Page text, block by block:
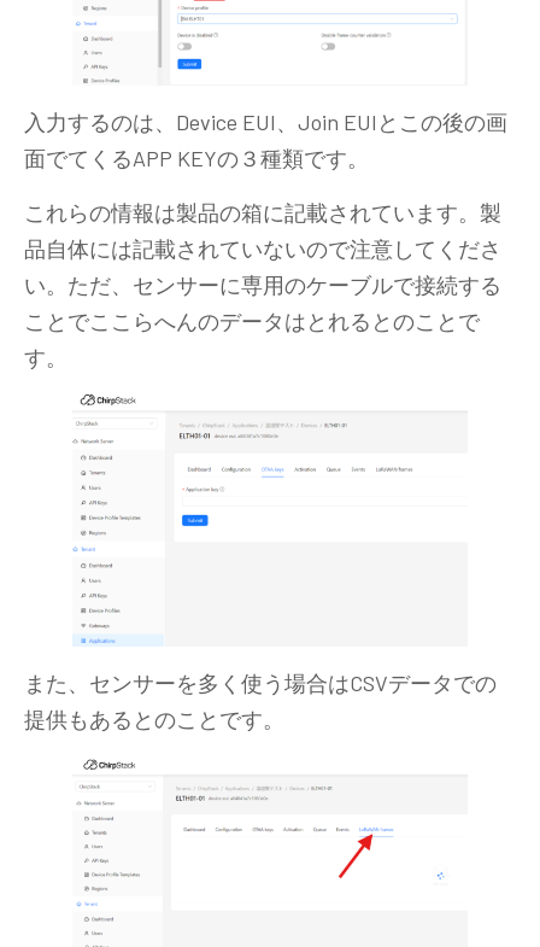
入力するのは、Device EUI、Join EUIとこの後の画
面でてくるAPP KEYの３種類です。
これらの情報は製品の箱に記載されています。製
品自体には記載されていないので注意してくださ
い。ただ、センサーに専用のケーブルで接続する
ことでここらへんのデータはとれるとのことで
す。
また、センサーを多く使う場合はCSVデータでの
提供もあるとのことです。